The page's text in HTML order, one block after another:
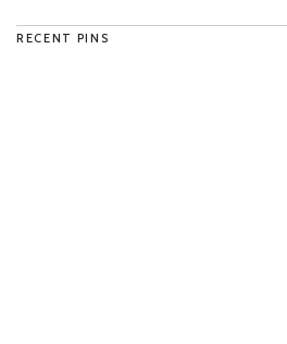
RECENT PINS